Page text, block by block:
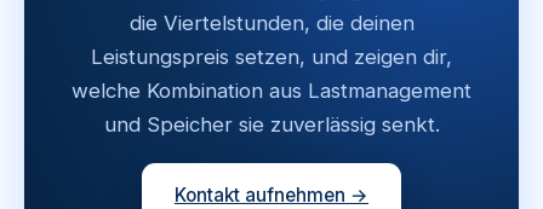
die Viertelstunden, die deinen
Leistungspreis setzen, und zeigen dir,
welche Kombination aus Lastmanagement
und Speicher sie zuverlässig senkt.
Kontakt aufnehmen →